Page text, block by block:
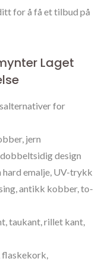
for å få et tilbud på
Laget
for
jern
design
hard emalje, UV-trykk
antikk kobber, to-
taukant, rillet kant,
flaskekork,